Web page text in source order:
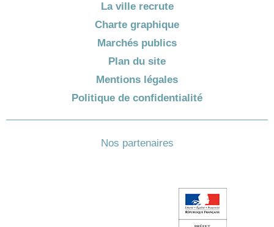
La ville recrute
Charte graphique
Marchés publics
Plan du site
Mentions légales
Politique de confidentialité
Nos partenaires